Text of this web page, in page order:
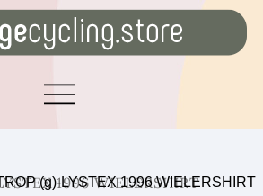
1996 WIELERSHIRT
(g)-LYSTEX 1996 WIELERSHIRT